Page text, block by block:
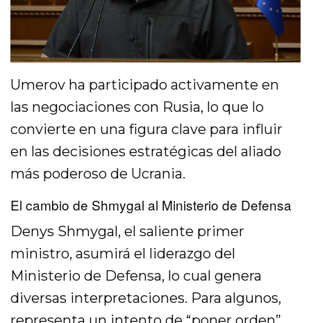
Umerov ha participado activamente en
las negociaciones con Rusia, lo que lo
convierte en una figura clave para influir
en las decisiones estratégicas del aliado
más poderoso de Ucrania.
El cambio de Shmygal al Ministerio de Defensa
Denys Shmygal, el saliente primer
ministro, asumirá el liderazgo del
Ministerio de Defensa, lo cual genera
diversas interpretaciones. Para algunos,